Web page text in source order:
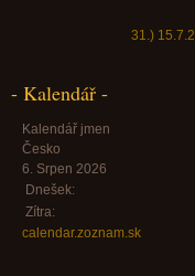
31.)
- Kalendář -
Kalendář jmen
Česko
6. Srpen 2026
Dnešek:
Zítra:
calendar.zoznam.sk